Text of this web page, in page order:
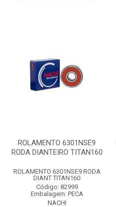
ROLAMENTO 6301NSE9
RODA DIANTEIRO TITAN160
ROLAMENTO 6301NSE9 RODA
DIANT TITAN160
Código: 82999
Embalagem: PECA
NACHI